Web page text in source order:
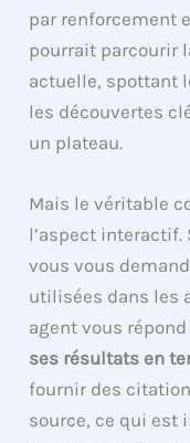
par renforcement
pourrait parcourir
actuelle, spottant
les découvertes
un plateau.
Mais le véritable
l’aspect interactif.
vous vous
utilisées dans les
agent vous
ses résultats en
fournir des
source, ce qui est